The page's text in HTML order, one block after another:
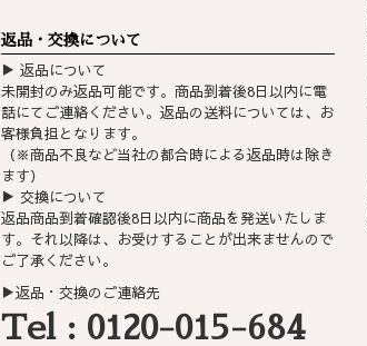
返品・交換について
▶ 返品について
未開封のみ返品可能です。商品到着後8日以内に電
話にてご連絡ください。返品の送料については、お
客様負担となります。
（※商品不良など当社の都合時による返品時は除き
ます）
▶ 交換について
返品商品到着確認後8日以内に商品を発送いたしま
す。それ以降は、お受けすることが出来ませんので
ご了承ください。
▶返品・交換のご連絡先
Tel : 0120-015-684